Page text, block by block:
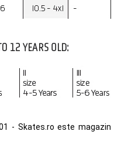
- Skates.ro este magazin